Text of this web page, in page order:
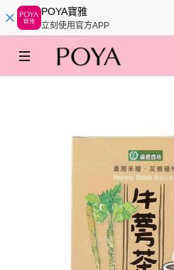
POYA寶雅
立刻使用官方APP